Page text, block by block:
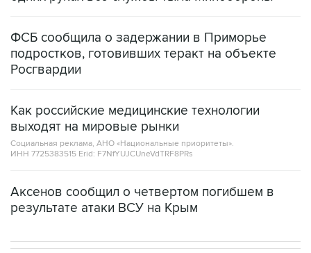
ФСБ сообщила о задержании в Приморье
Росгвардии
Как российские медицинские технологии
Социальная реклама, АНО «Национальные приоритеты».
ИНН 7725383515 Erid: F7NfYUJCUneVdTRF8PRs